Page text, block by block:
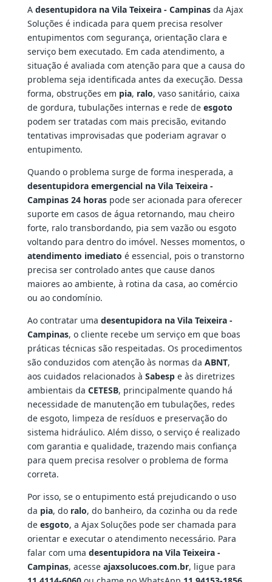
A desentupidora na Vila Teixeira - Campinasda Ajax
Soluções é indicada para quem precisa resolver
entupimentos com segurança, orientação clara e
serviço bem executado. Em cada atendimento, a
situação é avaliada com atenção para que a causa do
problema seja identificada antes da execução. Dessa
forma, obstruções em pia, ralo, vaso sanitário, caixa
de gordura, tubulações internas e rede de esgoto
podem ser tratadas com mais precisão, evitando
tentativas improvisadas que poderiam agravar o
entupimento.
Quando o problema surge de forma inesperada, a
desentupidora emergencial na Vila Teixeira -
Campinas 24 horaspode ser acionada para oferecer
suporte em casos de água retornando, mau cheiro
forte, ralo transbordando, pia sem vazão ou esgoto
voltando para dentro do imóvel. Nesses momentos, o
atendimento imediato é essencial, pois o transtorno
precisa ser controlado antes que cause danos
maiores ao ambiente, à rotina da casa, ao comércio
ou ao condomínio.
Ao contratar uma desentupidora na Vila Teixeira -
Campinas, o cliente recebe um serviço em que boas
práticas técnicas são respeitadas. Os procedimentos
são conduzidos com atenção às normas da ABNT,
aos cuidados relacionados à Sabespe às diretrizes
ambientais da CETESB, principalmente quando há
necessidade de manutenção em tubulações, redes
de esgoto, limpeza de resíduos e preservação do
sistema hidráulico. Além disso, o serviço é realizado
com garantia e qualidade, trazendo mais confiança
para quem precisa resolver o problema de forma
correta.
Por isso, se o entupimento está prejudicando o uso
da pia, do ralo, do banheiro, da cozinha ou da rede
de esgoto, a Ajax Soluções pode ser chamada para
orientar e executar o atendimento necessário. Para
falar com uma desentupidora na Vila Teixeira -
Campinas, acesse ajaxsolucoes.com.br, ligue para